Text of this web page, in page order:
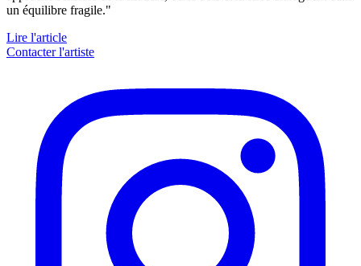
un équilibre fragile."
Lire l'article
Contacter l'artiste